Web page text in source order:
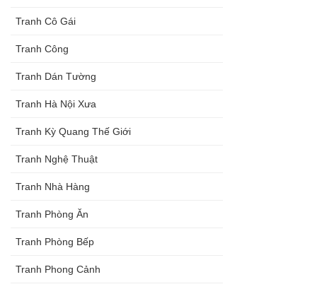
Tranh Cô Gái
Tranh Công
Tranh Dán Tường
Tranh Hà Nội Xưa
Tranh Kỳ Quang Thế Giới
Tranh Nghệ Thuật
Tranh Nhà Hàng
Tranh Phòng Ăn
Tranh Phòng Bếp
Tranh Phong Cảnh